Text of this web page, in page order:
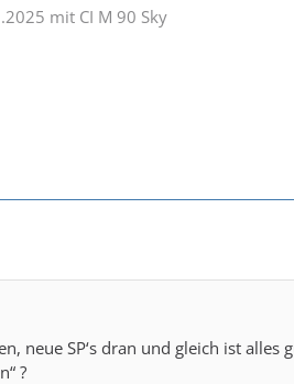
mit CI M 90 Sky
neue SP‘s dran und gleich ist
?